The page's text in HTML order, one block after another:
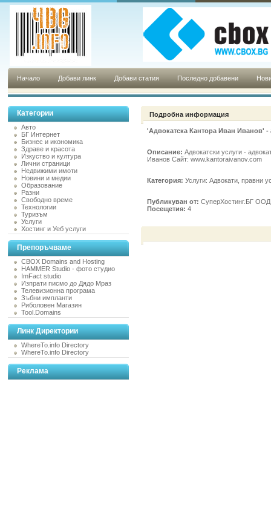
Начало Добави линк Добави статия Последно добавени
Категории
Авто
БГ Интернет
Бизнес и икономика
Здраве и красота
Изкуство и култура
Лични страници
Недвижими имоти
Новини и медии
Образование
Разни
Свободно време
Технологии
Туризъм
Услуги
Хостинг и Уеб услуги
Препоръчваме
CBOX Domains and Hosting
HAMMER Studio - фото студио
ImFact studio
Изпрати писмо до Дядо Мраз
Телевизионна програма
Зъбни импланти
Риболовен Магазин
Tool.Domains
Линк Директории
WhereTo.info Directory
WhereTo.info Directory
Реклама
Подробна информация
'Адвокатска Кантора Иван Иванов' -
Описание: Адвокатски услуги -
Иванов Сайт: www.kantoraivanov.com
Категория: Услуги: Адвокати, правни
Публикуван от: СуперХостинг.БГ ООД
Посещетия: 4